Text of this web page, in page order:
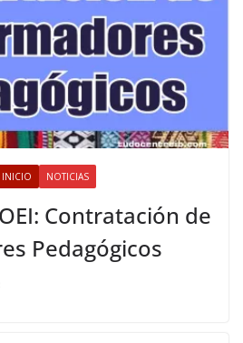
INICIO NOTICIAS
Contratación de
Pedagógicos